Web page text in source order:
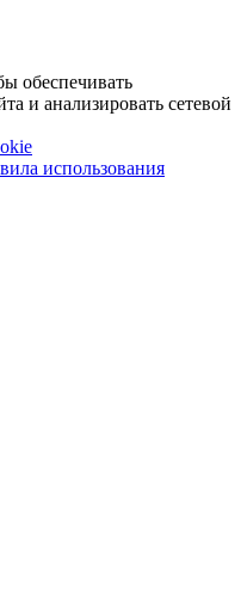
обеспечивать
и анализировать сетевой
использования